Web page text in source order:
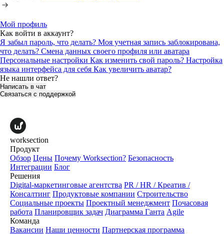
Мой профиль
Как войти в аккаунт?
Я забыл пароль, что делать? Моя учетная запись заблокирована,
что делать? Смена данных своего профиля или аватара
Персональные настройки Как изменить свой пароль? Настройка
языка интерфейса для себя Как увеличить аватар?
Не нашли ответ?
Написать в чат
Связаться с поддержкой
worksection
Продукт
Обзор Цены Почему Worksection? Безопасность
Интеграции Блог
Решения
Digital-маркетинговые агентства PR / HR / Креатив /
Консалтинг Продуктовые компании Строительство
Социальные проекты Проектный менеджмент Почасовая
работа Планировщик задач Диаграмма Ганта Agile
Команда
Вакансии Наши ценности Партнерская программа